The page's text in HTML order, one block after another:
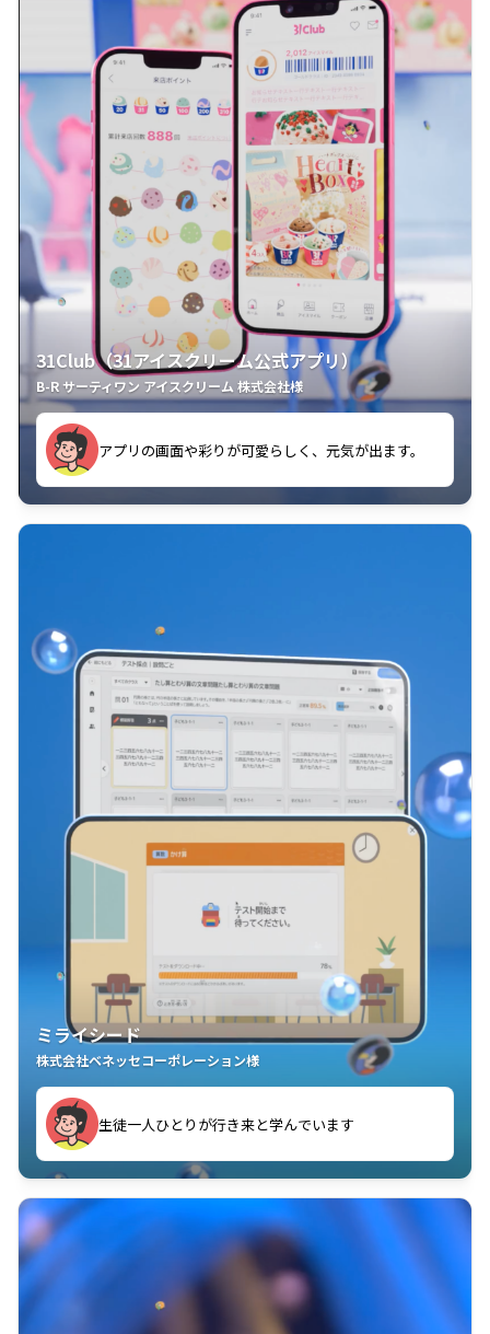
31Club（31アイスクリーム公式アプリ）
B-R サーティワン アイスクリーム 株式会社様
アプリの画面や彩りが可愛らしく、元気が出ます。
クラスごとに特典があるようなので使うのが楽しいで
す。
ミライシード
株式会社ベネッセコーポレーション様
生徒一人ひとりが行き来と学んでいます
教室中の児童生徒が「問題が解けてうれしい」「解く
ことが楽しい」を実感しています